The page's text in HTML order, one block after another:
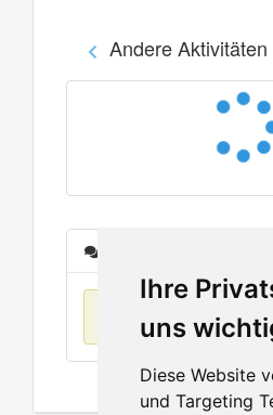
Ihre
uns
Diese Website
und Targeting
Andere
Keine Einträge